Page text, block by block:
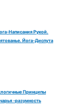
Написания Рукой.
Йога-Диспута
Принципы
-разумность